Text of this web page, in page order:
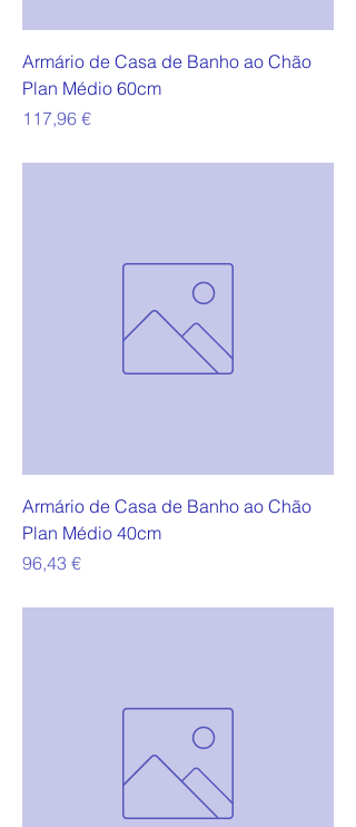
Armário de Casa de Banho ao Chão
Plan Médio 60cm
Preço
117,96 €
Armário de Casa de Banho ao Chão
Plan Médio 40cm
Preço
96,43 €